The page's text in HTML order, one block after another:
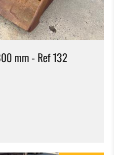
mm - Ref 132